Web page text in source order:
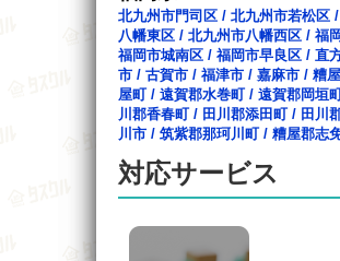
北九州市門司区 / 北九州市若松区 /
八幡東区 / 北九州市八幡西区 / 福
福岡市城南区 / 福岡市早良区 / 直
市 / 古賀市 / 福津市 / 嘉麻市 / 糟
屋町/ 遠賀郡水巻町/ 遠賀郡岡垣
川郡香春町/ 田川郡添田町/ 田川
川市 / 筑紫郡那珂川町/ 糟屋郡志
対応サービス